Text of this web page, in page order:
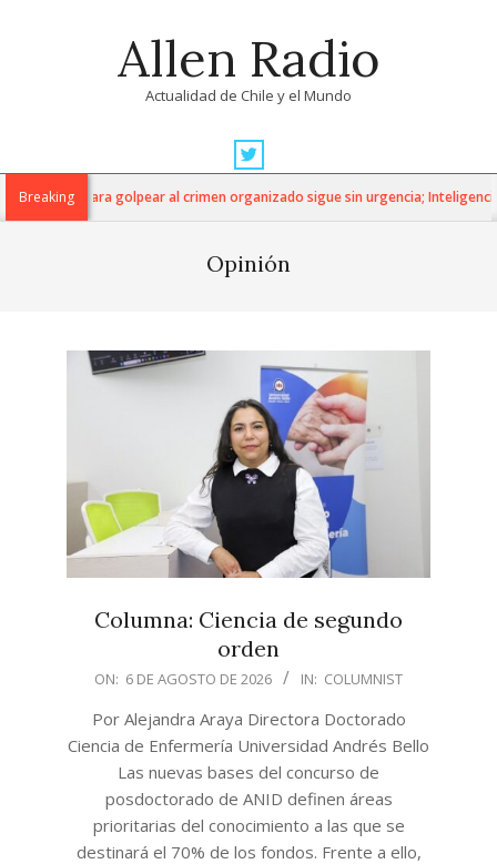
Allen Radio
Actualidad de Chile y el Mundo
Navigation
MenuBreaking
para golpear al crimen organizado sigue sin urgencia; Inteligencia
Opinión
Columna: Ciencia de segundo
orden
2026-
ON: 6 DE AGOSTO DE 2026 IN: COLUMNIST
Por Alejandra Araya Directora Doctorado
Ciencia de Enfermería Universidad Andrés Bello
Las nuevas bases del concurso de
posdoctorado de ANID definen áreas
prioritarias del conocimiento a las que se
destinará el 70% de los fondos. Frente a ello,